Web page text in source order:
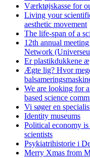
Værktøjskasse for
Living your
aesthetic movement
The life-span of a
12th annual
Network
Er plastikdukkene
Ægte lig? Hvor
We are looking for
based science
Vi søger en
Identity museums
Political economy
scientists
Psykiatrihistorie i
Merry Xmas from